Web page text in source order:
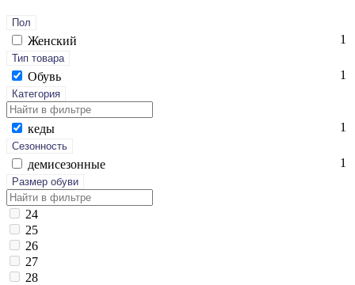
Пол
Женский 1
Тип товара
Обувь 1
Категория
ке­ды 1
Сезонность
де­мисе­зон­ные 1
Размер обуви
24
25
26
27
28